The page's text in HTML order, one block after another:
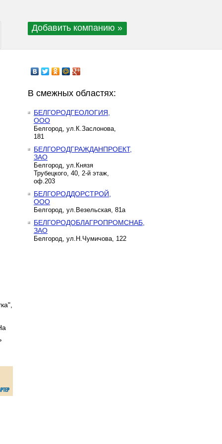
Добавить компанию »
В смежных областях:
БЕЛГОРОДГЕОЛОГИЯ,
ООО
Белгород, ул.К.Заслонова,
181
БЕЛГОРОДГРАЖДАНПРОЕКТ,
ЗАО
Белгород, ул.Князя
Трубецкого, 40, 2-й этаж,
оф.203
БЕЛГОРОДДОРСТРОЙ,
ООО
Белгород, ул.Везельская, 81а
БЕЛГОРОДОБЛАГРОПРОМСНАБ,
ЗАО
Белгород, ул.Н.Чумичова, 122